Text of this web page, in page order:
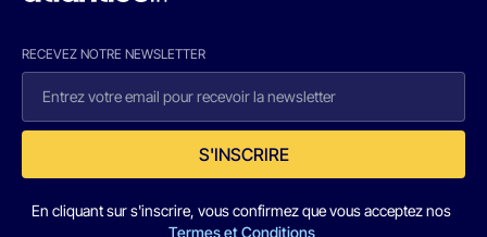
RECEVEZ NOTRE NEWSLETTER
S'INSCRIRE
En cliquant sur s'inscrire, vous confirmez que vous acceptez nos
Termes et Conditions